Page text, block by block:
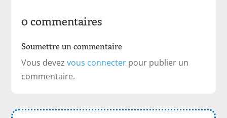
0 commentaires
Soumettre un commentaire
Vous devezvous connecter pour publier un
commentaire.